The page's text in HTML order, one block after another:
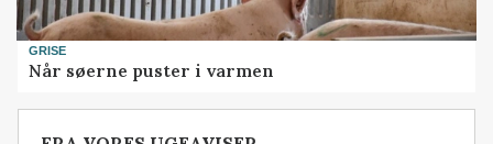
GRISE
Når søerne puster i varmen